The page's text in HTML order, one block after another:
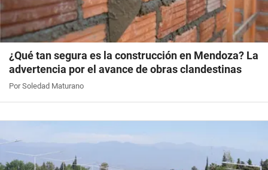
¿Qué tan segura es la construcción en Mendoza? La
advertencia por el avance de obras clandestinas
Por Soledad Maturano